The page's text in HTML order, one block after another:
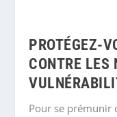
PROTÉGEZ-
CONTRE LES
Pour se prémunir